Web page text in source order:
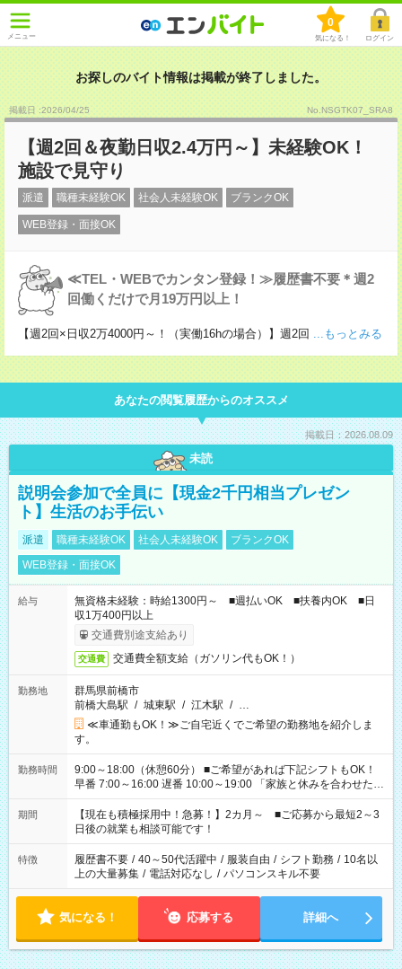
メニュー
0
気になる！ ログイン
お探しのバイト情報は掲載が終了しました。
掲載日 :2026/04/25 No.NSGTK07_SRA8
【週2回＆夜勤日収2.4万円～】未経験OK！
施設で見守り
派遣 職種未経験OK 社会人未経験OK ブランクOK
WEB登録・面接OK
≪TEL・WEBでカンタン登録！≫履歴書不要＊週2
回働くだけで月19万円以上！
【週2回×日収2万4000円～！（実働16hの場合）】週2回 ...もっとみる
あなたの閲覧履歴からのオススメ
掲載日：2026.08.09
未読
説明会参加で全員に【現金2千円相当プレゼン
ト】生活のお手伝い
派遣 職種未経験OK 社会人未経験OK
ブランクOK
WEB登録・面接OK
給与
無資格未経験：時給1300円～ ■週払いOK ■扶養内OK ■日
収1万400円以上
交通費別途支給あり
交通費 交通費全額支給（ガソリン代もOK！）
勤務地
群馬県前橋市
前橋大島駅 / 城東駅 / 江木駅 / …
≪車通勤もOK！≫ご自宅近くでご希望の勤務地を紹介しま
す。
勤務時間
9:00～18:00（休憩60分） ■ご希望があれば下記シフトもOK！
早番 7:00～16:00 遅番 10:00～19:00 「家族と休みを合わせた
い」 「余裕を持って夕飯の準備がしたい」 「できれば残業はし
たくない」 など、ご希望を教えてくださいね。 ※Wワーク希望
の方へ 今ご覧のお仕事で希望する勤務時間と、もう1つのお仕事
の勤務時間。 合計で週40時間を超える場合は応募できません。
期間
【現在も積極採用中！急募！】2カ月～ ■ご応募から最短2～3
日後の就業も相談可能です！
特徴 履歴書不要 / 40～50代活躍中 / 服装自由 / シフト勤務 / 10名以
上の大量募集 / 電話対応なし / パソコンスキル不要
気になる！ 応募する 詳細へ